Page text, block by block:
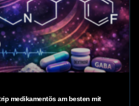
medikamentös am besten mit